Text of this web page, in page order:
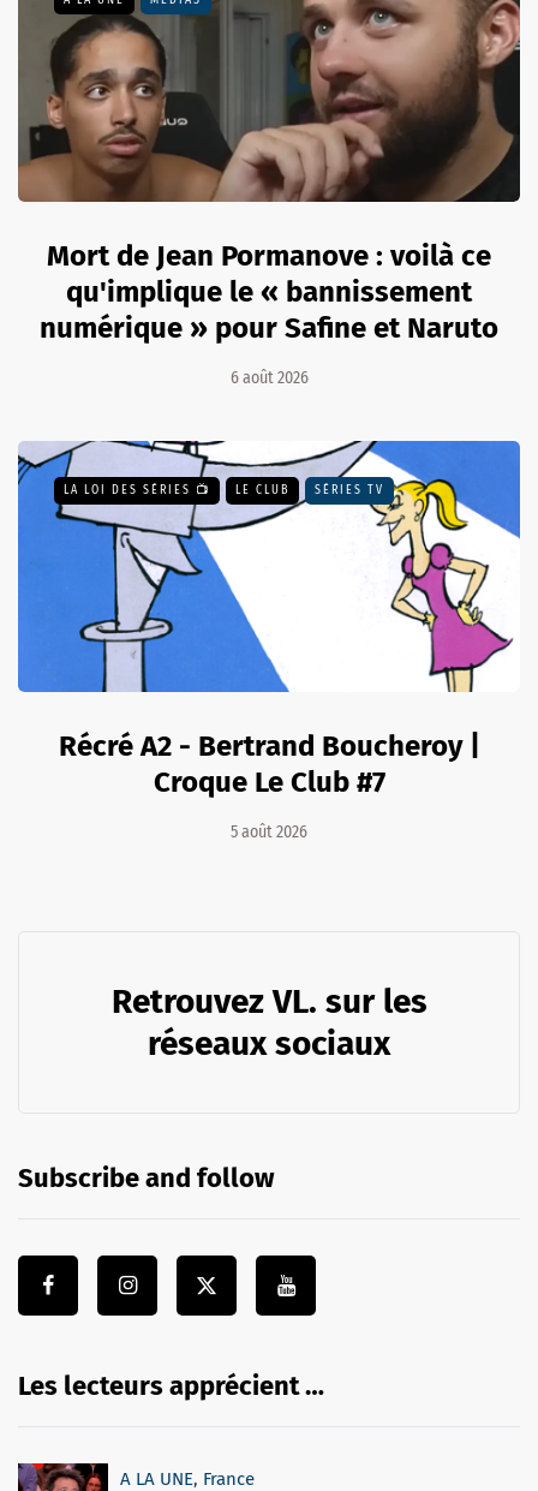
Mort de Jean Pormanove : voilà ce
qu'implique le « bannissement
numérique » pour Safine et Naruto
6 août 2026
LA LOI DES SÉRIES 📺 LE CLUB SÉRIES TV
Récré A2 - Bertrand Boucheroy |
Croque Le Club #7
5 août 2026
Retrouvez VL. sur les
réseaux sociaux
Subscribe and follow
Les lecteurs apprécient …
A LA UNE, France